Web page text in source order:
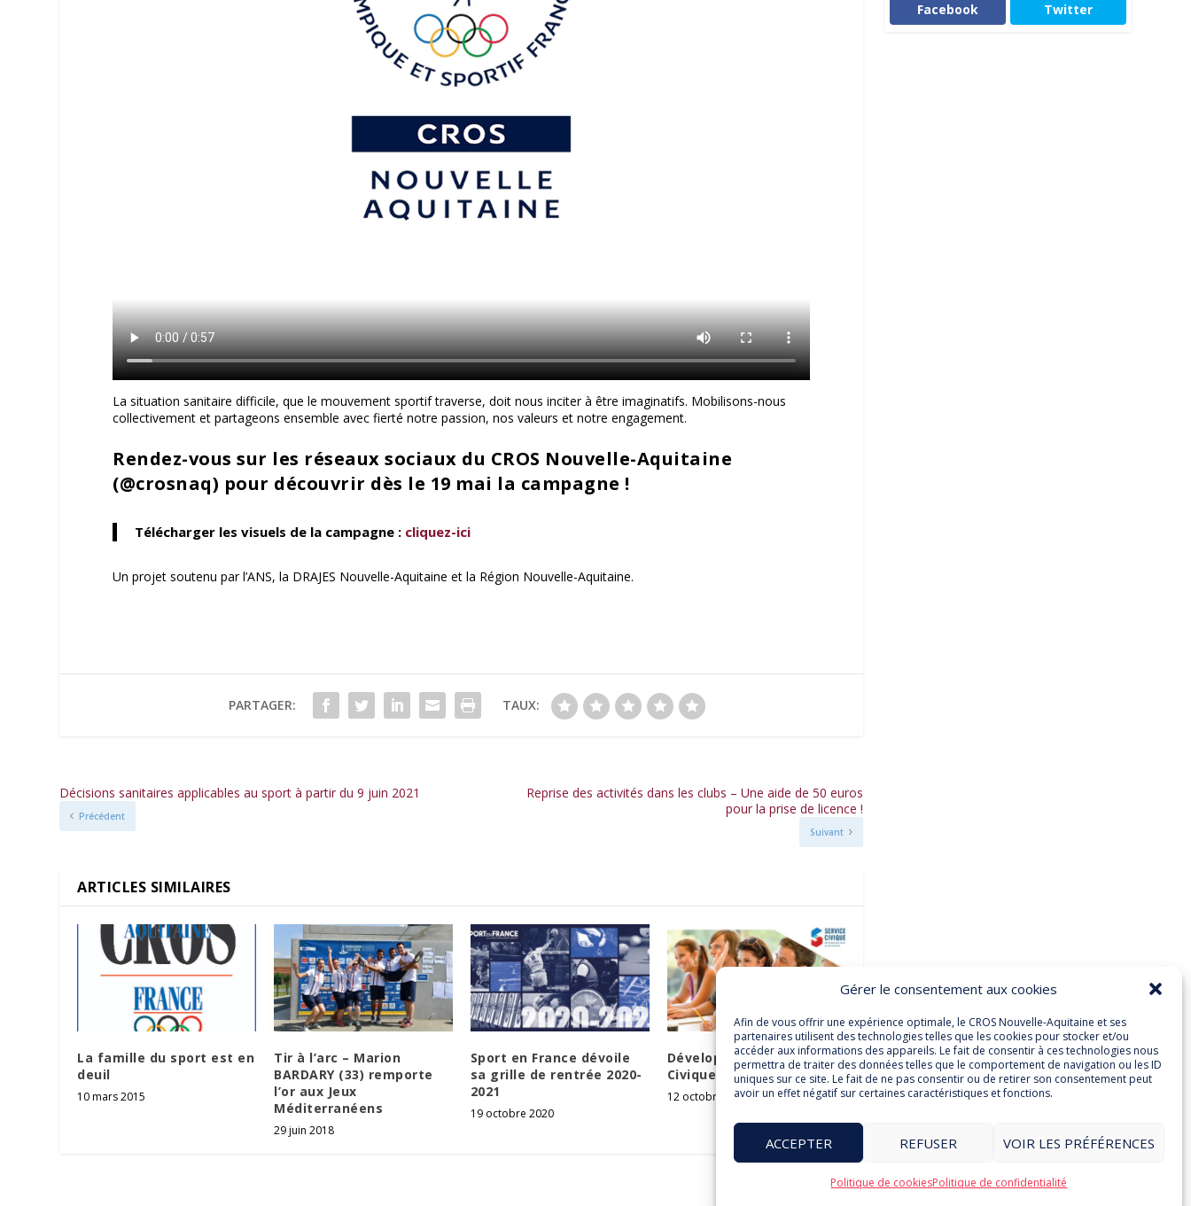
Gérer le consentement aux cookies
Afin de vous offrir une expérience optimale, le CROS Nouvelle-Aquitaine et ses
partenaires utilisent des technologies telles que les cookies pour stocker et/ou
accéder aux informations des appareils. Le fait de consentir à ces technologies nous
permettra de traiter des données telles que le comportement de navigation ou les ID
uniques sur ce site. Le fait de ne pas consentir ou de retirer son consentement peut
avoir un effet négatif sur certaines caractéristiques et fonctions.
ACCEPTER REFUSER VOIR LES PRÉFÉRENCES
Politique de cookiesPolitique de confidentialité
La situation sanitaire difficile, que le mouvement sportif traverse, doit nous inciter à être imaginatifs. Mobilisons-nous
collectivement et partageons ensemble avec fierté notre passion, nos valeurs et notre engagement.
Rendez-vous sur les réseaux sociaux du CROS Nouvelle-Aquitaine
(@crosnaq) pour découvrir dès le 19 mai la campagne !
Télécharger les visuels de la campagne : cliquez-ici
Un projet soutenu par l’ANS, la DRAJES Nouvelle-Aquitaine et la Région Nouvelle-Aquitaine.
PARTAGER: TAUX:
Décisions sanitaires applicables au sport à partir du 9 juin 2021
Précédent
Reprise des activités dans les clubs – Une aide de 50 euros
pour la prise de licence !
Suivant
ARTICLES SIMILAIRES
La famille du sport est en
deuil
10 mars 2015
Tir à l’arc – Marion
BARDARY (33) remporte
l’or aux Jeux
Méditerranéens
29 juin 2018
Sport en France dévoile
sa grille de rentrée 2020-
2021
19 octobre 2020
Développons le Service
Civique dans le sport
12 octobre 2018
Facebook Twitter